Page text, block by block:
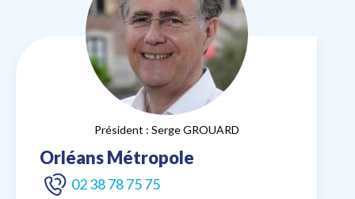
Président : Serge GROUARD
Orléans Métropole
02 38 78 75 75